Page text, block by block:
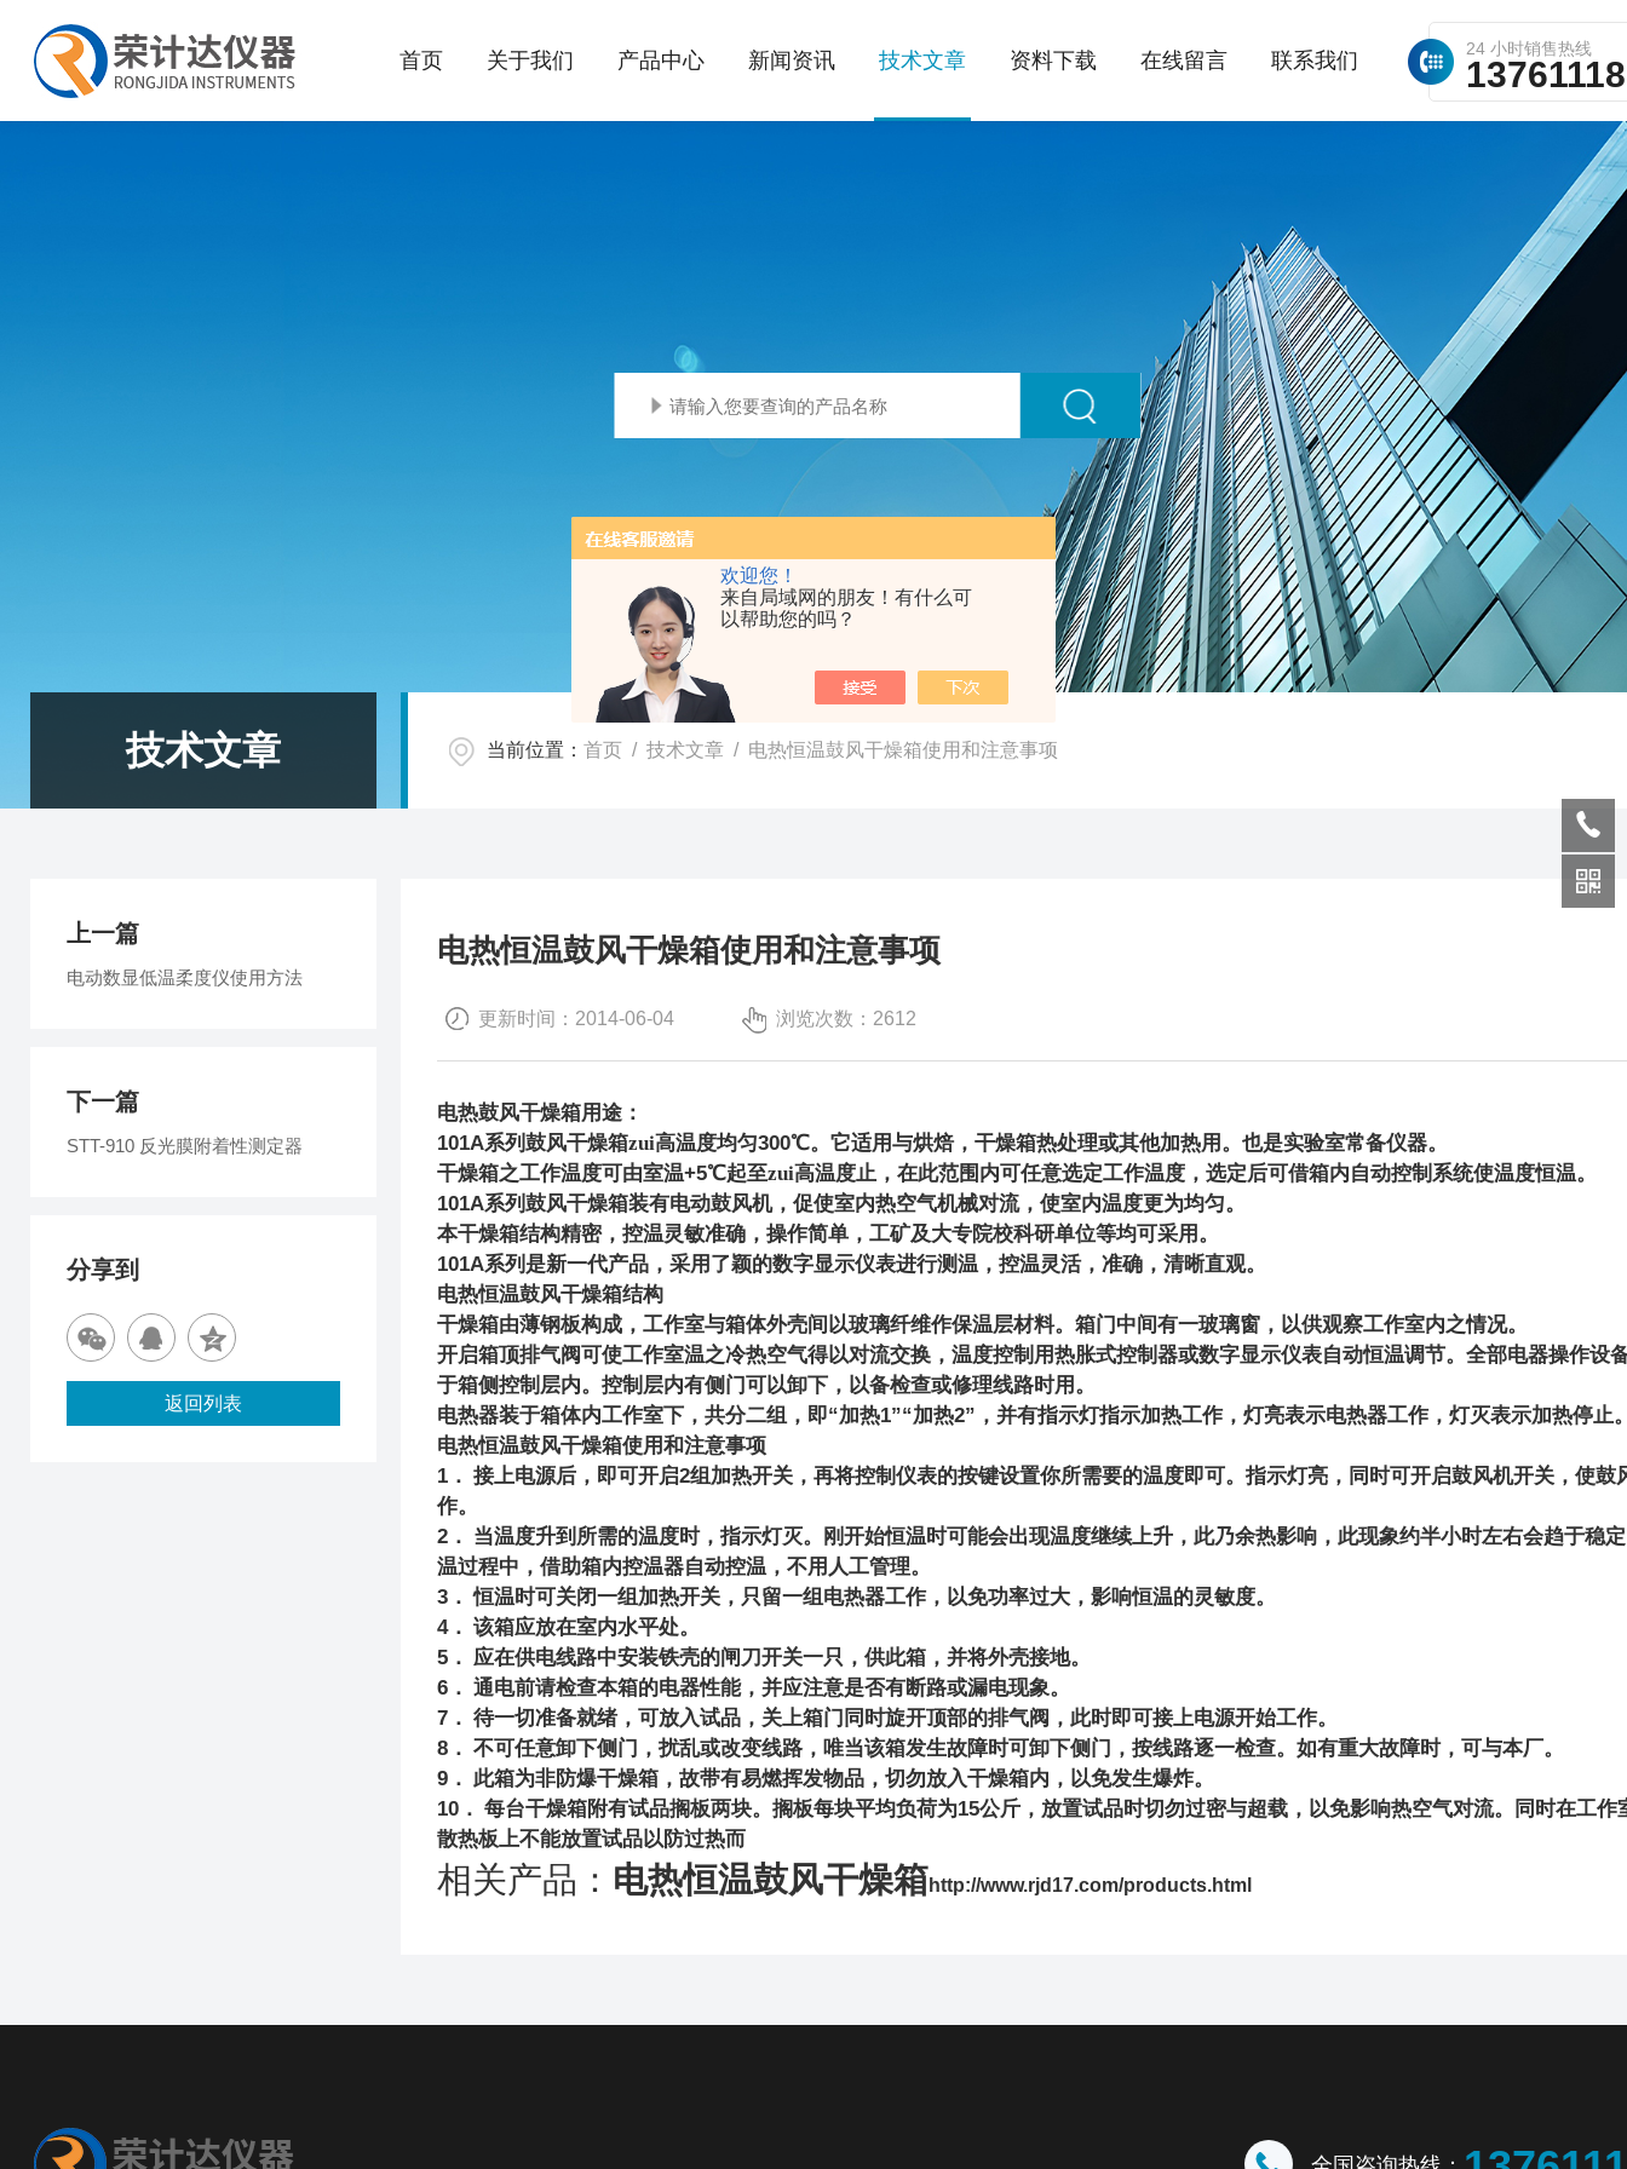
欢迎您！
来自局域网的朋友！有什么可
以帮助您的吗？
24 小时销售热线
首页 关于我们 产品中心 新闻资讯 技术文章 资料下载 在线留言 联系我们
技术文章 当前位置： 首页 / 技术文章 / 电热恒温鼓风干燥箱使用和注意事项
电热恒温鼓风干燥箱使用和注意事项
更新时间：2014-06-04 浏览次数：2612
电热鼓风干燥箱用途：
101A系列鼓风干燥箱zui高温度均匀300℃。它适用与烘焙，干燥箱热处理或其他加热用。也是实验室常备仪器。
干燥箱之工作温度可由室温+5℃起至zui高温度止，在此范围内可任意选定工作温度，选定后可借箱内自动控制系统使温度恒温。
101A系列鼓风干燥箱装有电动鼓风机，促使室内热空气机械对流，使室内温度更为均匀。
本干燥箱结构精密，控温灵敏准确，操作简单，工矿及大专院校科研单位等均可采用。
101A系列是新一代产品，采用了颖的数字显示仪表进行测温，控温灵活，准确，清晰直观。
电热恒温鼓风干燥箱结构
干燥箱由薄钢板构成，工作室与箱体外壳间以玻璃纤维作保温层材料。箱门中间有一玻璃窗，以供观察工作室内之情况。
开启箱顶排气阀可使工作室温之冷热空气得以对流交换，温度控制用热胀式控制器或数字显示仪表自动恒温调节。全部电器操作设
于箱侧控制层内。控制层内有侧门可以卸下，以备检查或修理线路时用。
电热器装于箱体内工作室下，共分二组，即“加热1”“加热2” ，并有指示灯指示加热工作，灯亮表示电热器工作，灯灭表示加热停止
电热恒温鼓风干燥箱使用和注意事项
1 ． 接上电源后，即可开启2组加热开关，再将控制仪表的按键设置你所需要的温度即可。指示灯亮，同时可开启鼓风机开关，使鼓
作。
2 ． 当温度升到所需的温度时，指示灯灭。刚开始恒温时可能会出现温度继续上升，此乃余热影响，此现象约半小时左右会趋于稳
温过程中，借助箱内控温器自动控温，不用人工管理。
3 ． 恒温时可关闭一组加热开关，只留一组电热器工作，以免功率过大，影响恒温的灵敏度。
4． 该箱应放在室内水平处。
5 ． 应在供电线路中安装铁壳的闸刀开关一只，供此箱，并将外壳接地。
6 ． 通电前请检查本箱的电器性能，并应注意是否有断路或漏电现象。
7 ． 待一切准备就绪，可放入试品，关上箱门同时旋开顶部的排气阀，此时即可接上电源开始工作。
8 ． 不可任意卸下侧门，扰乱或改变线路，唯当该箱发生故障时可卸下侧门，按线路逐一检查。如有重大故障时，可与本厂。
9 ． 此箱为非防爆干燥箱，故带有易燃挥发物品，切勿放入干燥箱内，以免发生爆炸。
10 ． 每台干燥箱附有试品搁板两块。搁板每块平均负荷为15公斤，放置试品时切勿过密与超载，以免影响热空气对流。同时在工作
散热板上不能放置试品以防过热而
相关产品： 电热恒温鼓风干燥箱http://www.rjd17.com/products.html
上一篇
电动数显低温柔度仪使用方法
下一篇
STT-910 反光膜附着性测定器
分享到
返回列表